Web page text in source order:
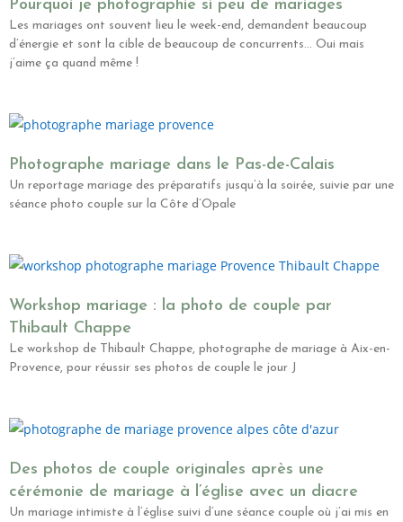
Pourquoi je photographie si peu de mariages
Les mariages ont souvent lieu le week-end, demandent beaucoup
d’énergie et sont la cible de beaucoup de concurrents… Oui mais
j’aime ça quand même !
Photographe mariage dans le Pas-de-Calais
Un reportage mariage des préparatifs jusqu’à la soirée, suivie par une
séance photo couple sur la Côte d’Opale
Workshop mariage : la photo de couple par
Thibault Chappe
Le workshop de Thibault Chappe, photographe de mariage à Aix-en-
Provence, pour réussir ses photos de couple le jour J
Des photos de couple originales après une
cérémonie de mariage à l’église avec un diacre
Un mariage intimiste à l’église suivi d’une séance couple où j’ai mis en